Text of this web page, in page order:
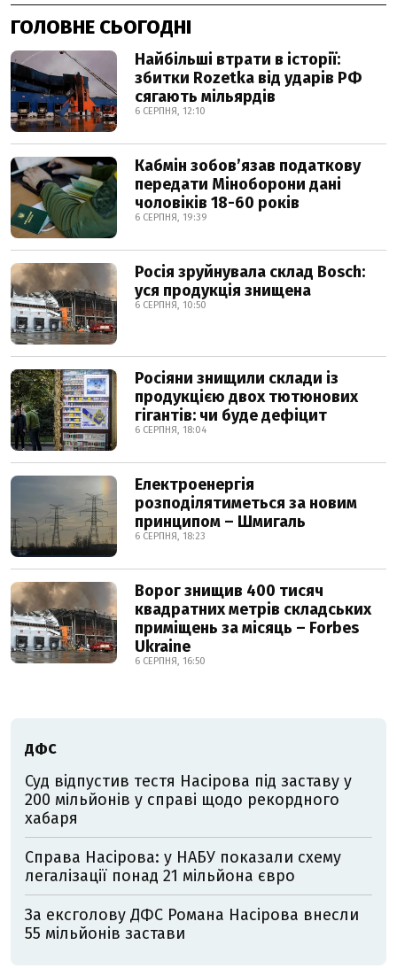
ГОЛОВНЕ СЬОГОДНІ
Найбільші втрати в історії:
збитки Rozetka від ударів РФ
сягають мільярдів
6 СЕРПНЯ, 12:10
Кабмін зобовʼязав податкову
передати Міноборони дані
чоловіків 18-60 років
6 СЕРПНЯ, 19:39
Росія зруйнувала склад Bosch:
уся продукція знищена
6 СЕРПНЯ, 10:50
Росіяни знищили склади із
продукцією двох тютюнових
гігантів: чи буде дефіцит
6 СЕРПНЯ, 18:04
Електроенергія
розподілятиметься за новим
принципом – Шмигаль
6 СЕРПНЯ, 18:23
Ворог знищив 400 тисяч
квадратних метрів складських
приміщень за місяць – Forbes
Ukraine
6 СЕРПНЯ, 16:50
ДФС
Суд відпустив тестя Насірова під заставу у
200 мільйонів у справі щодо рекордного
хабаря
Справа Насірова: у НАБУ показали схему
легалізації понад 21 мільйона євро
За ексголову ДФС Романа Насірова внесли
55 мільйонів застави